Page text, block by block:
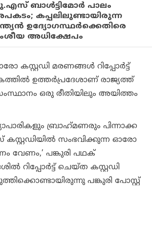
ബാള്‍ട്ടിമോര്‍ പാലം
കപ്പലിലുണ്ടായിരുന്ന
ഉദ്യോഗസ്ഥര്‍ക്കെതിരെ
അധിക്ഷേപം
കസ്റ്റഡി മരണങ്ങള്‍ റിപ്പോര്‍ട്ട്
ഉത്തര്‍പ്രദേശാണ് രാജ്യത്ത്
ഒരു രീതിയിലും അയിത്തം
ബ്രാഹ്‌മണരും പിന്നാക്ക
കസ്റ്റഡിയില്‍ സംഭവിക്കുന്ന ഓരോ
വേണം,’ പങ്കുരി പഥക്
റിപ്പോര്‍ട്ട് ചെയ്ത കസ്റ്റഡി
പങ്കുരി പോസ്റ്റ്